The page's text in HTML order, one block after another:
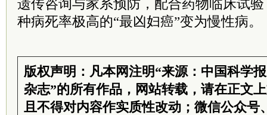
遗传咨询与家系预防，配合药物临床试
种病死率极高的“最凶妇癌”变为慢性病。
版权声明：凡本网注明“来源：中国科学
杂志”的所有作品，网站转载，请在正文
且不得对内容作实质性改动；微信公众号